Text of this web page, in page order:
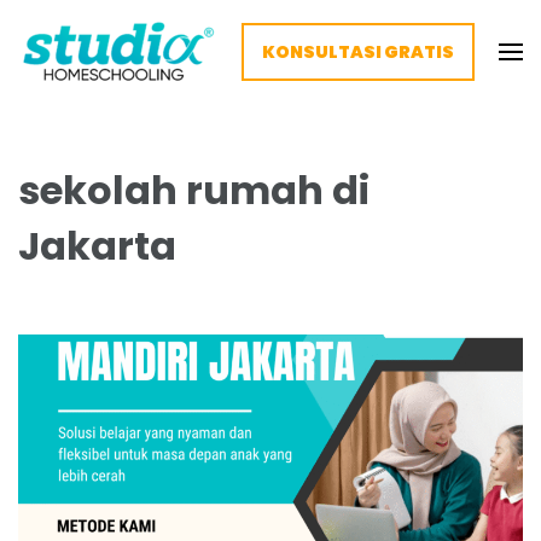
KONSULTASI GRATIS
sekolah rumah di
Jakarta